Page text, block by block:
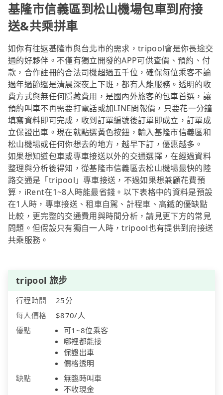
基隆市信義區到松山機場包車到府接
送&共乘拼車
如你有往返基隆市與台北市的需求，tripool會是你長途交
通的好夥伴。不僅有獨立開發的APP可供查價、預約、付
款，合作註冊的合法司機超過五千位，確保每位乘客不論
過年過節還是清晨深夜上下班，都有人能服務。透明的收
費方式與無任何隱藏費用，是國內外旅客的包車首選，讓
預約叫車不再需要打電話或加LINE問報價，只要花一分鐘
填寫資料即可完成，收到訂單編號後訂單即成立，訂單成
立保證出車。現在就點選黃色按鈕，輸入基隆市信義區和
松山機場或任何你想去的地方，越早下訂，優惠越多。
如果想知道包車或專車接送以外的交通選擇，在經過資料
整理與分析後得知，從基隆市信義區去松山機場最快的陸
路交通是「tripool」專車接送，不過如果想兼顧花費預
算，iRent在1~8人時能最省錢。以下表格中的資料是預設
在1人時，專車接送、租車自駕、計程車、高鐵的優缺點
比較，更完整的交通費用與時間分析，請見更下方的常見
問題。但假設只有獨自一人時，tripool也有提供到府接送
共乘服務。
tripool 旅步
行程時間
25分
每人價格
$870/人
優點
可1~8位乘客
哪裡都能接
保證出車
價格透明
缺點
無臨時叫車
不收現金